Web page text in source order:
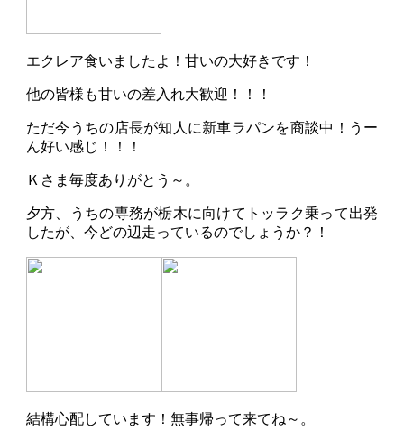
エクレア食いましたよ！甘いの大好きです！
他の皆様も甘いの差入れ大歓迎！！！
ただ今うちの店長が知人に新車ラパンを商談中！うー
ん好い感じ！！！
Ｋさま毎度ありがとう～。
夕方、うちの専務が栃木に向けてトッラク乗って出発
したが、今どの辺走っているのでしょうか？！
結構心配しています！無事帰って来てね～。